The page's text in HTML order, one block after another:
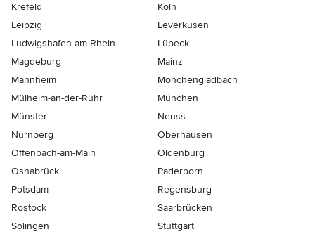
Krefeld
Köln
Leipzig
Leverkusen
Ludwigshafen-am-Rhein
Lübeck
Magdeburg
Mainz
Mannheim
Mönchen­gladbach
Mülheim-an-der-Ruhr
München
Münster
Neuss
Nürnberg
Oberhausen
Offenbach-am-Main
Oldenburg
Osnabrück
Paderborn
Potsdam
Regensburg
Rostock
Saarbrücken
Solingen
Stuttgart